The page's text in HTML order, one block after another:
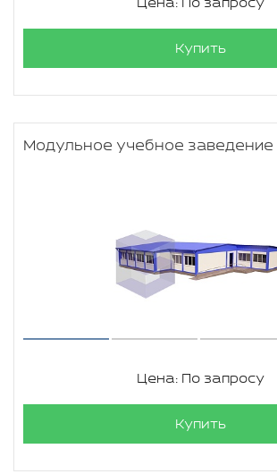
Цена: По запросу
Купить
Модульное учебное
Цена: По запросу
Купить